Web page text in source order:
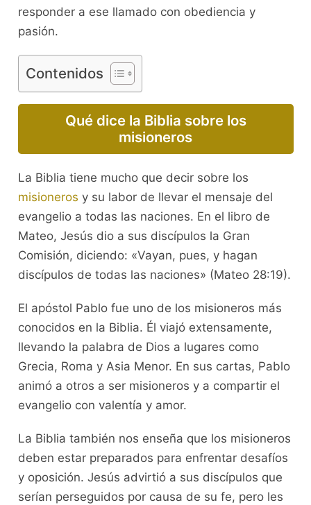
responder a ese llamado con obediencia y
pasión.
Contenidos
Qué dice la Biblia sobre los
misioneros
La Biblia tiene mucho que decir sobre los
misioneros y su labor de llevar el mensaje del
evangelio a todas las naciones. En el libro de
Mateo, Jesús dio a sus discípulos la Gran
Comisión, diciendo: «Vayan, pues, y hagan
discípulos de todas las naciones» (Mateo 28:19).
El apóstol Pablo fue uno de los misioneros más
conocidos en la Biblia. Él viajó extensamente,
llevando la palabra de Dios a lugares como
Grecia, Roma y Asia Menor. En sus cartas, Pablo
animó a otros a ser misioneros y a compartir el
evangelio con valentía y amor.
La Biblia también nos enseña que los misioneros
deben estar preparados para enfrentar desafíos
y oposición. Jesús advirtió a sus discípulos que
serían perseguidos por causa de su fe, pero les